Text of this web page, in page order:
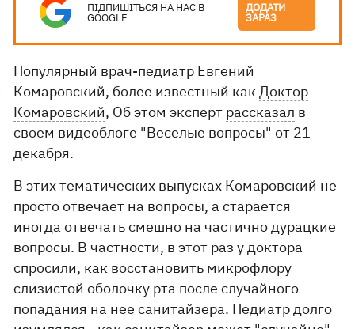
ПІДПИШІТЬСЯ НА НАС В
GOOGLE
ДОДАТИ
ЗАРАЗ
Популярный врач-педиатр Евгений
Комаровский, более известный какДоктор
Комаровский, Об этом эксперт рассказал в
своем видеоблоге "Веселые вопросы" от 21
декабря.
В этих тематических выпусках Комаровский не
просто отвечает на вопросы, а старается
иногда отвечать смешно на частично дурацкие
вопросы. В частности, в этот раз у доктора
спросили, как восстановить микрофлору
слизистой оболочку рта после случайного
попадания на нее санитайзера. Педиатр долго